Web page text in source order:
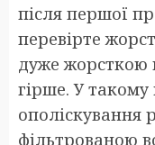
після першої
перевірте
дуже жорсткою
гірше. У
ополіскування
фільтрованою